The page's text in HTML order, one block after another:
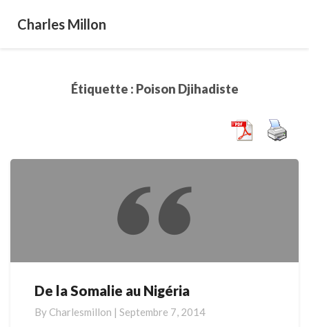
Charles Millon
Étiquette : Poison Djihadiste
De
Somalie
De la Somalie au Nigéria
By Charlesmillon | Septembre 7, 2014